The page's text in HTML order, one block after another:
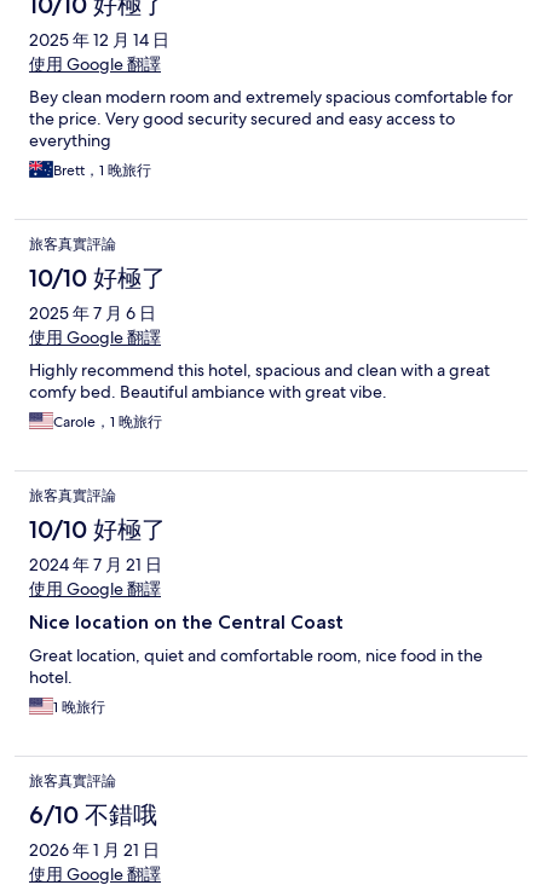
2025 年 12 月 14 日
使用 Google 翻譯
Bey clean modern room and extremely spacious comfortable for
the price. Very good security secured and easy access to
everything
Brett，1 晚旅行
旅客真實評論
10/10 好極了
2025 年 7 月 6 日
使用 Google 翻譯
Highly recommend this hotel, spacious and clean with a great
comfy bed. Beautiful ambiance with great vibe.
Carole，1 晚旅行
旅客真實評論
10/10 好極了
2024 年 7 月 21 日
使用 Google 翻譯
Nice location on the Central Coast
Great location, quiet and comfortable room, nice food in the
hotel.
1 晚旅行
旅客真實評論
6/10 不錯哦
2026 年 1 月 21 日
使用 Google 翻譯